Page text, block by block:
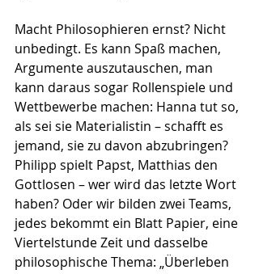
Macht Philosophieren ernst? Nicht
unbedingt. Es kann Spaß machen,
Argumente auszutauschen, man
kann daraus sogar Rollenspiele und
Wettbewerbe machen: Hanna tut so,
als sei sie Materialistin – schafft es
jemand, sie zu davon abzubringen?
Philipp spielt Papst, Matthias den
Gottlosen – wer wird das letzte Wort
haben? Oder wir bilden zwei Teams,
jedes bekommt ein Blatt Papier, eine
Viertelstunde Zeit und dasselbe
philosophische Thema: „Überleben